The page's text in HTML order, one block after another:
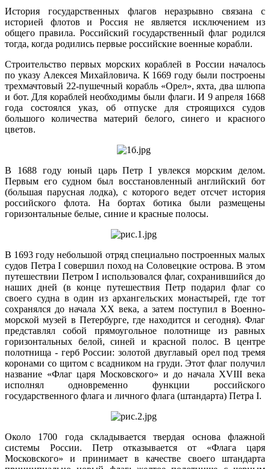
История государственных флагов неразрывно связана с
историей флотов и Россия не является исключением из
общего правила. Российский государственный флаг родился
тогда, когда родились первые российские военные корабли.
Строительство первых морских кораблей в России началось
по указу Алексея Михайловича. К 1669 году были построены
трехмачтовый 22-пушечный корабль «Орел», яхта, два шлюпа
и бот. Для кораблей необходимы были флаги. И 9 апреля 1668
года состоялся указ, об отпуске для строящихся судов
большого количества материй белого, синего и красного
цветов.
В 1688 году юный царь Петр I увлекся морским делом.
Первым его судном был восстановленный английский бот
(большая парусная лодка), с которого ведет отсчет история
российского флота. На бортах ботика были размещены
горизонтальные белые, синие и красные полосы.
В 1693 году небольшой отряд специально построенных малых
судов Петра I совершил поход на Соловецкие острова. В этом
путешествии Петром I использовался флаг, сохранившийся до
наших дней (в конце путешествия Петр подарил флаг со
своего судна в один из архангельских монастырей, где тот
сохранялся до начала XX века, а затем поступил в Военно-
морской музей в Петербурге, где находится и сегодня). Флаг
представлял собой прямоугольное полотнище из равных
горизонтальных белой, синей и красной полос. В центре
полотнища - герб России: золотой двуглавый орел под тремя
коронами со щитом с всадником на груди. Этот флаг получил
название «Флаг царя Московского» и до начала XVIII века
исполнял одновременно функции российского
государственного флага и личного флага (штандарта) Петра I.
Около 1700 года складывается твердая основа флажной
системы России. Петр отказывается от «Флага царя
Московского» и принимает в качестве своего штандарта